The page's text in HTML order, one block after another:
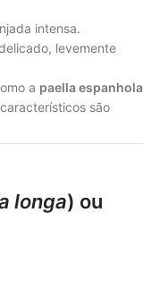
intensa.
levemente
a paella espanhola
são
longa) ou